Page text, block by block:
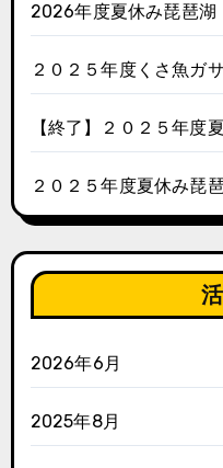
2026年度夏休み琵琶湖
２０２５年度くさ魚ガ
【終了】２０２５年度
２０２５年度夏休み琵
2026年6月
2025年8月